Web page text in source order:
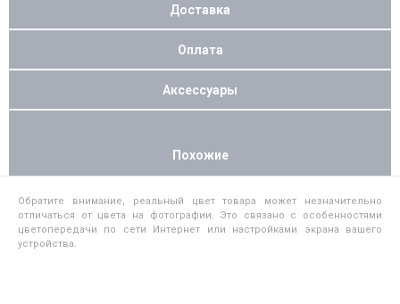
Доставка
Оплата
Аксессуары
Похожие
Обратите внимание, реальный цвет товара может незначительно
отличаться от цвета на фотографии. Это связано с особенностями
цветопередачи по сети Интернет или настройками экрана вашего
устройства.